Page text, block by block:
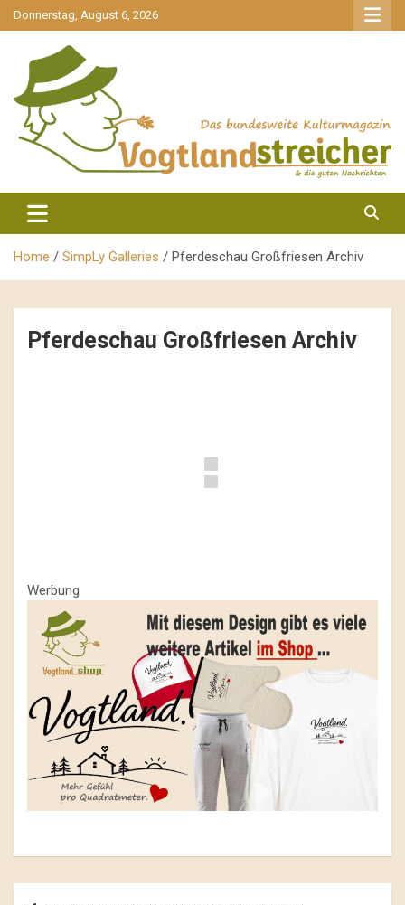
gehe
zum
Donnerstag, August 6, 2026
Vogtlandstreicher
Home SimpLy Galleries Pferdeschau Großfriesen Archiv
Pferdeschau Großfriesen Archiv
Werbung
Beitrags-